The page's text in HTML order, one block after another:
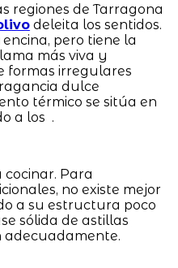
regiones de Tarragona
deleita los sentidos.
pero tiene la
más viva y
formas irregulares
dulce
térmico se sitúa en
a los .
Para
no existe mejor
a su estructura poco
sólida de astillas
adecuadamente.